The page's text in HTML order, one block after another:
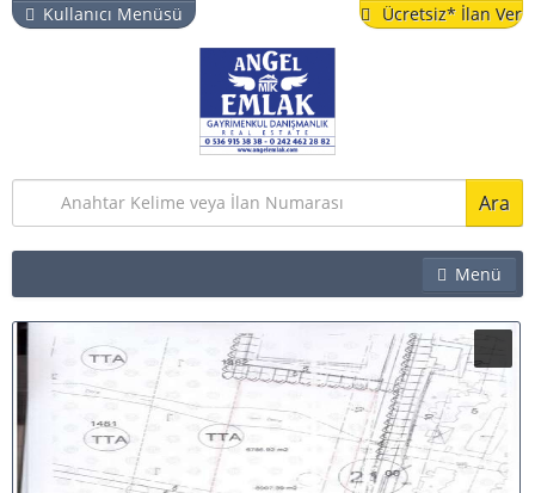
Kullanıcı Menüsü Ücretsiz* İlan Ver
Ara
Menü
İŞYERI
ARSA & BAHÇE
TURISTIK TESIS
YAZLIK